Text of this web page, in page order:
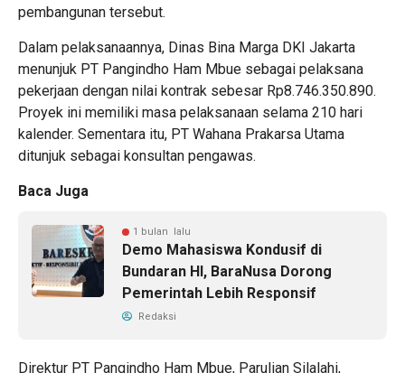
pembangunan tersebut.
Dalam pelaksanaannya, Dinas Bina Marga DKI Jakarta
menunjuk PT Pangindho Ham Mbue sebagai pelaksana
pekerjaan dengan nilai kontrak sebesar Rp8.746.350.890.
Proyek ini memiliki masa pelaksanaan selama 210 hari
kalender. Sementara itu, PT Wahana Prakarsa Utama
ditunjuk sebagai konsultan pengawas.
Baca Juga
1 bulan lalu
Demo Mahasiswa Kondusif di
Bundaran HI, BaraNusa Dorong
Pemerintah Lebih Responsif
Redaksi
Direktur PT Pangindho Ham Mbue, Parulian Silalahi,